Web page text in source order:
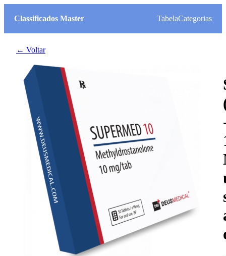
Classificados Master TabelaCategorias
← Voltar